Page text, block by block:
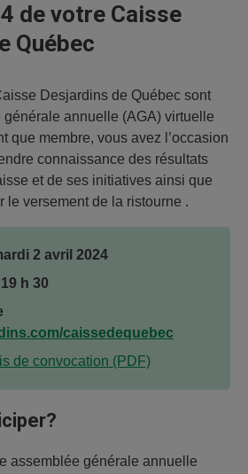
de votre Caisse
Québec
Desjardins de Québec sont
générale annuelle (AGA) virtuelle
que membre, vous avez l’occasion
connaissance des résultats
et de ses initiatives ainsi que
le versement de la ristourne .
2 avril 2024
h 30
caissedequebec
de convocation (PDF)
assemblée générale annuelle